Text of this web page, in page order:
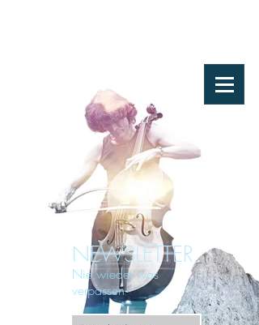
NEWSLETTER
Nie wieder was
verpassen